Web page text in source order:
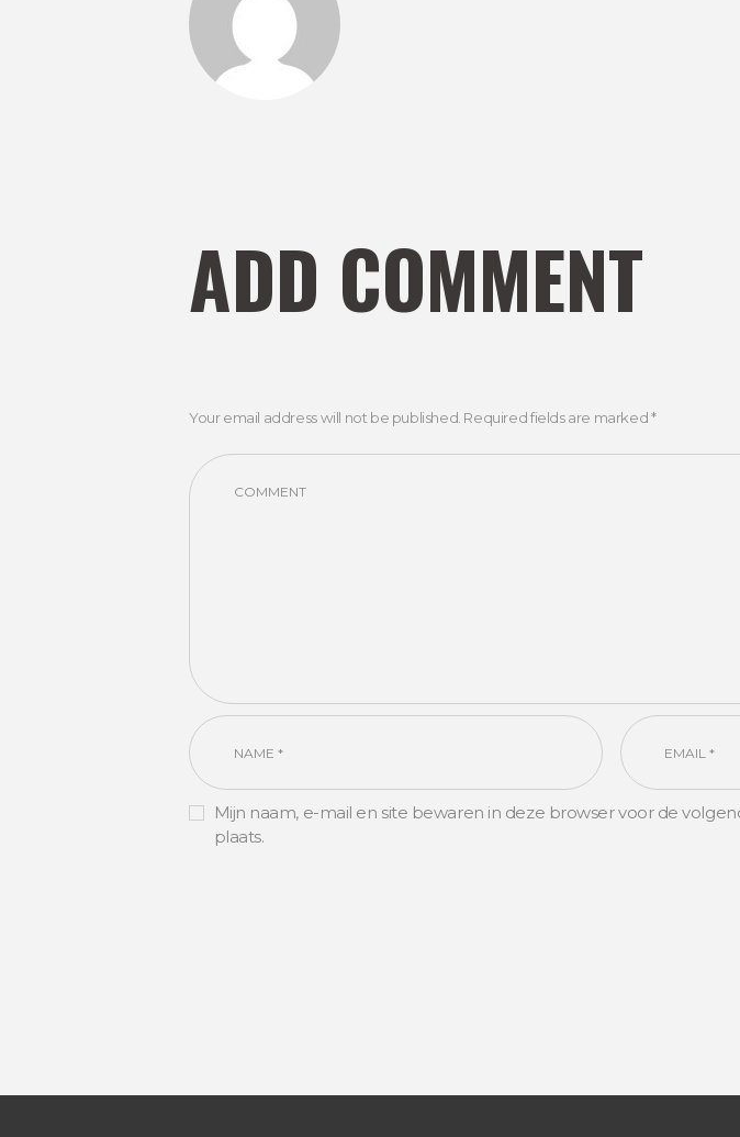
ADD COMMENT
Your email address will not be published. Required fields are marked *
Mijn naam, e-mail en site bewaren in deze browser voor de
plaats.